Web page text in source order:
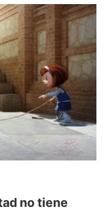
no tiene